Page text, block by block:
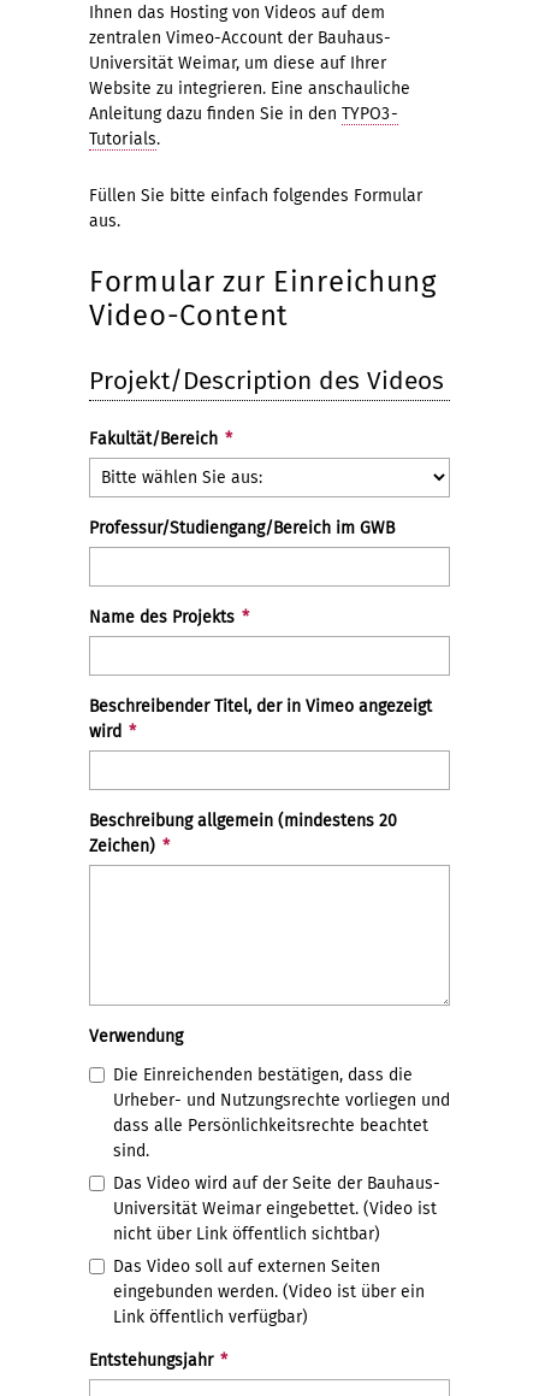
Ihnen das Hosting von Videos auf dem
zentralen Vimeo-Account der Bauhaus-
Universität Weimar, um diese auf Ihrer
Website zu integrieren. Eine anschauliche
Anleitung dazu finden Sie in den TYPO3-
Tutorials.
Füllen Sie bitte einfach folgendes Formular
aus.
Formular zur Einreichung
Video-Content
Projekt/Description des Videos
Fakultät/Bereich *
Professur/Studiengang/Bereich im GWB
Name des Projekts *
Beschreibender Titel, der in Vimeo angezeigt
wird *
Beschreibung allgemein (mindestens 20
Zeichen) *
Verwendung
Die Einreichenden bestätigen, dass die
Urheber- und Nutzungsrechte vorliegen und
dass alle Persönlichkeitsrechte beachtet
sind.
Das Video wird auf der Seite der Bauhaus-
Universität Weimar eingebettet. (Video ist
nicht über Link öffentlich sichtbar)
Das Video soll auf externen Seiten
eingebunden werden. (Video ist über ein
Link öffentlich verfügbar)
Entstehungsjahr *